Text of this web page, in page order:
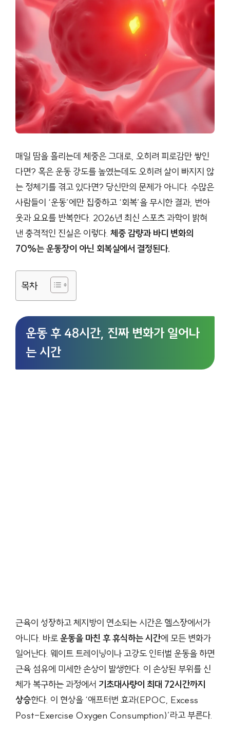
매일 땀을 흘리는데 체중은 그대로, 오히려 피로감만 쌓인
다면? 혹은 운동 강도를 높였는데도 오히려 살이 빠지지 않
는 정체기를 겪고 있다면? 당신만의 문제가 아니다. 수많은
사람들이 ‘운동’에만 집중하고 ‘회복’을 무시한 결과, 번아
웃과 요요를 반복한다. 2026년 최신 스포츠 과학이 밝혀
낸 충격적인 진실은 이렇다. 체중 감량과 바디 변화의
70%는 운동장이 아닌 회복실에서 결정된다.
목차
운동 후 48시간, 진짜 변화가 일어나
는 시간
근육이 성장하고 체지방이 연소되는 시간은 헬스장에서가
아니다. 바로운동을 마친 후 휴식하는 시간에 모든 변화가
일어난다. 웨이트 트레이닝이나 고강도 인터벌 운동을 하면
근육 섬유에 미세한 손상이 발생한다. 이 손상된 부위를 신
체가 복구하는 과정에서 기초대사량이 최대 72시간까지
상승한다. 이 현상을 ‘애프터번 효과(EPOC, Excess
Post-Exercise Oxygen Consumption)’라고 부른다.